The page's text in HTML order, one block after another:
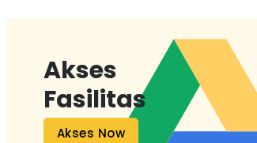
Akses
Fasilitas
Akses Now